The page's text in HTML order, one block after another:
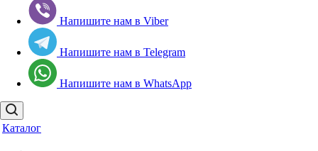
Напишите нам в Viber
Напишите нам в Telegram
Напишите нам в WhatsApp
Каталог